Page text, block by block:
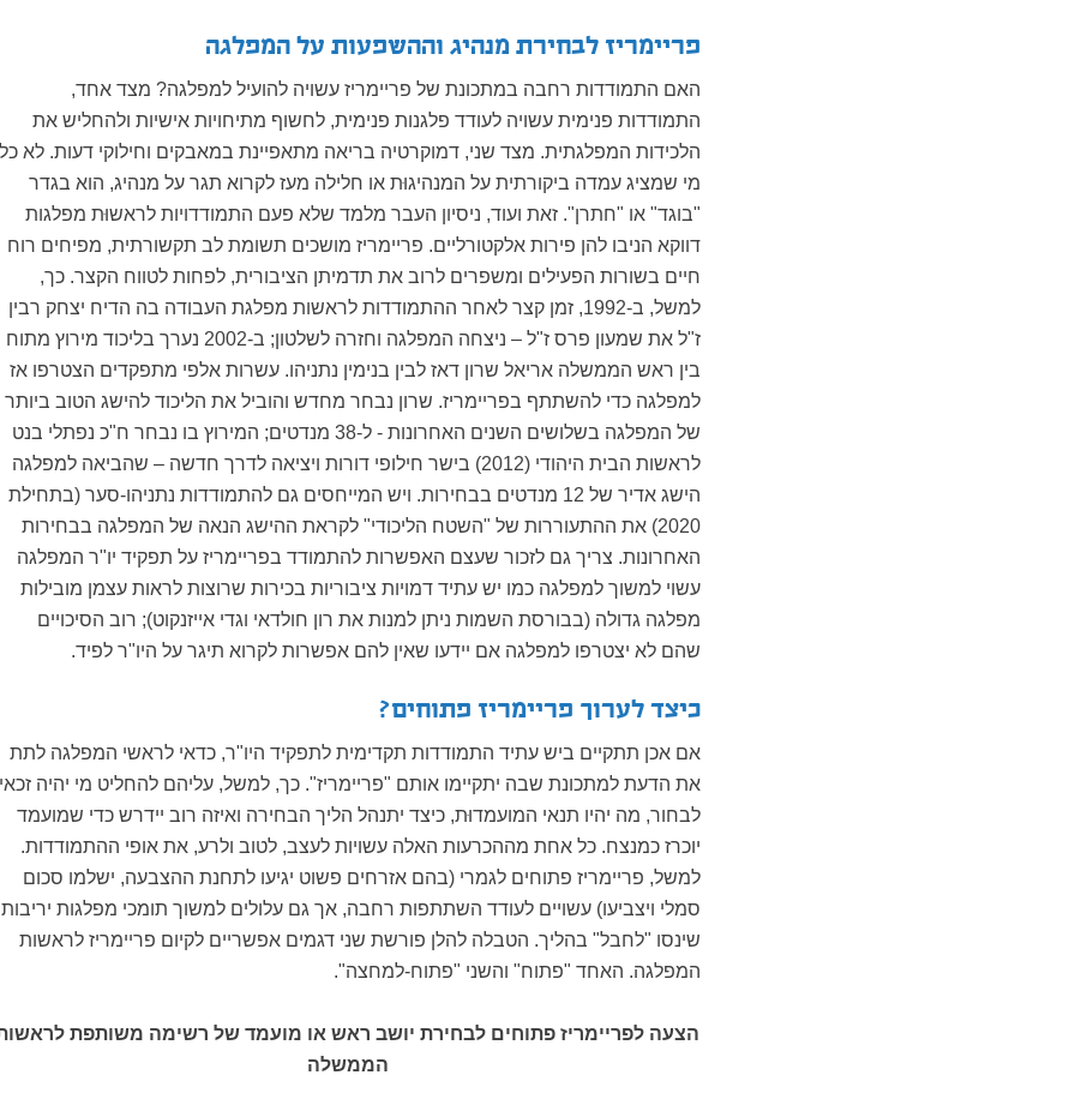
פריימריז לבחירת מנהיג וההשפעות על המפלגה
האם התמודדות רחבה במתכונת של פריימריז עשויה להועיל למפלגה? מצד אחד,
התמודדות פנימית עשויה לעודד פלגנות פנימית, לחשוף מתיחויות אישיות ולהחליש את
הלכידות המפלגתית. מצד שני, דמוקרטיה בריאה מתאפיינת במאבקים וחילוקי דעות. לא כל
מי שמציג עמדה ביקורתית על המנהיגוּת או חלילה מעז לקרוא תגר על מנהיג, הוא בגדר
"בוגד" או "חתרן". זאת ועוד, ניסיון העבר מלמד שלא פעם התמודדויות לראשוּת מפלגות
דווקא הניבו להן פירות אלקטורליים. פריימריז מושכים תשומת לב תקשורתית, מפיחים רוח
חיים בשורות הפעילים ומשפרים לרוב את תדמיתן הציבורית, לפחות לטווח הקצר. כך,
למשל, ב-1992, זמן קצר לאחר ההתמודדות לראשות מפלגת העבודה בה הדיח יצחק רבין
ז"ל את שמעון פרס ז"ל – ניצחה המפלגה וחזרה לשלטון; ב-2002 נערך בליכוד מירוץ מתוח
בין ראש הממשלה אריאל שרון דאז לבין בנימין נתניהו. עשרות אלפי מתפקדים הצטרפו אז
למפלגה כדי להשתתף בפריימריז. שרון נבחר מחדש והוביל את הליכוד להישג הטוב ביותר
של המפלגה בשלושים השנים האחרונות - ל-38 מנדטים; המירוץ בו נבחר ח"כ נפתלי בנט
לראשות הבית היהודי (2012) בישר חילופי דורות ויציאה לדרך חדשה – שהביאה למפלגה
הישג אדיר של 12 מנדטים בבחירות. ויש המייחסים גם להתמודדות נתניהו-סער (בתחילת
2020) את ההתעוררות של "השטח הליכודי" לקראת ההישג הנאה של המפלגה בבחירות
האחרונות. צריך גם לזכור שעצם האפשרות להתמודד בפריימריז על תפקיד יו"ר המפלגה
עשוי למשוך למפלגה כמו יש עתיד דמויות ציבוריות בכירות שרוצות לראות עצמן מובילות
מפלגה גדולה (בבורסת השמות ניתן למנות את רון חולדאי וגדי אייזנקוט); רוב הסיכויים
שהם לא יצטרפו למפלגה אם יידעו שאין להם אפשרות לקרוא תיגר על היו"ר לפיד.
כיצד לערוך פריימריז פתוחים?
אם אכן תתקיים ביש עתיד התמודדות תקדימית לתפקיד היו"ר, כדאי לראשי המפלגה לתת
את הדעת למתכונת שבה יתקיימו אותם "פריימריז". כך, למשל, עליהם להחליט מי יהיה זכאי
לבחור, מה יהיו תנאי המועמדוּת, כיצד יתנהל הליך הבחירה ואיזה רוב יידרש כדי שמועמד
יוכרז כמנצח. כל אחת מההכרעות האלה עשויות לעצב, לטוב ולרע, את אופי ההתמודדות.
למשל, פריימריז פתוחים לגמרי (בהם אזרחים פשוט יגיעו לתחנת ההצבעה, ישלמו סכום
סמלי ויצביעו) עשויים לעודד השתתפות רחבה, אך גם עלולים למשוך תומכי מפלגות יריבות
שינסו "לחבל" בהליך. הטבלה להלן פורשת שני דגמים אפשריים לקיום פריימריז לראשות
המפלגה. האחד "פתוח" והשני "פתוח-למחצה".
הצעה לפריימריז פתוחים לבחירת יושב ראש או מועמד של רשימה משותפת
הממשלה